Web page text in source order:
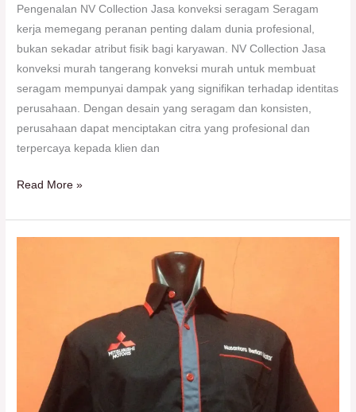
Pengenalan NV Collection Jasa konveksi seragam Seragam
kerja memegang peranan penting dalam dunia profesional,
bukan sekadar atribut fisik bagi karyawan. NV Collection Jasa
konveksi murah tangerang konveksi murah untuk membuat
seragam mempunyai dampak yang signifikan terhadap identitas
perusahaan. Dengan desain yang seragam dan konsisten,
perusahaan dapat menciptakan citra yang profesional dan
terpercaya kepada klien dan
Read More »
Kebutuhan
Seragam
Anda